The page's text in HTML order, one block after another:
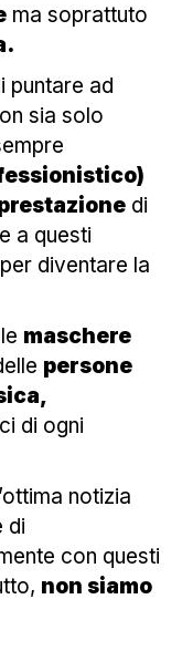
ma soprattuto
puntare ad
sia solo
di
a questi
per diventare la
maschere
persone
di ogni
notizia
di
con questi
non siamo